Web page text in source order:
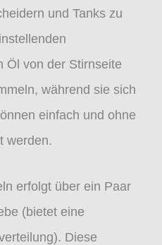
und Tanks zu
Öl von der Stirnseite
während sie sich
einfach und ohne
werden.
erfolgt über ein Paar
(bietet eine
Diese